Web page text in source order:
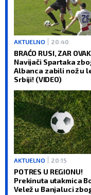
AKTUELNO 20:40
BRAĆO RUSI, ZAR
Navijači Spartaka
Albanca zabili nož u
Srbiji! (VIDEO)
AKTUELNO 20:15
POTRES U REGIONU!
Prekinuta utakmica
Velež u Banjaluci